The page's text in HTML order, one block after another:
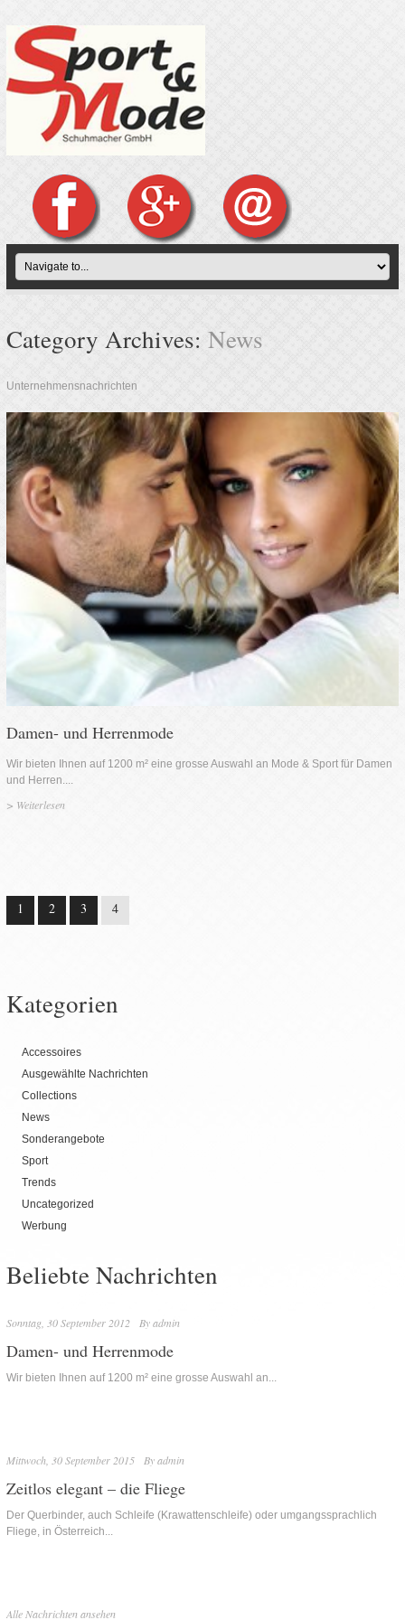
Category Archives: News
Unternehmensnachrichten
Damen- und Herrenmode
Wir bieten Ihnen auf 1200 m² eine grosse Auswahl an Mode & Sport für Damen
und Herren....
> Weiterlesen
1 2 3 4
Kategorien
Accessoires
Ausgewählte Nachrichten
Collections
News
Sonderangebote
Sport
Trends
Uncategorized
Werbung
Beliebte Nachrichten
Sonntag, 30 September 2012 Byadmin
Damen- und Herrenmode
Wir bieten Ihnen auf 1200 m² eine grosse Auswahl an...
Mittwoch, 30 September 2015 Byadmin
Zeitlos elegant – die Fliege
Der Querbinder, auch Schleife (Krawattenschleife) oder umgangssprachlich
Fliege, in Österreich...
Alle Nachrichten ansehen